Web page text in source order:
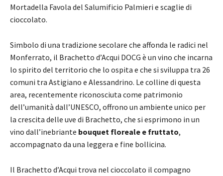
Mortadella Favola del Salumificio Palmieri e scaglie di
cioccolato.
Simbolo di una tradizione secolare che affonda le radici nel
Monferrato, il Brachetto d’Acqui DOCG è un vino che incarna
lo spirito del territorio che lo ospita e che si sviluppa tra 26
comuni tra Astigiano e Alessandrino. Le colline di questa
area, recentemente riconosciuta come patrimonio
dell’umanità dall’UNESCO, offrono un ambiente unico per
la crescita delle uve di Brachetto, che si esprimono in un
vino dall’inebriante bouquet floreale e fruttato,
accompagnato da una leggera e fine bollicina.
Il Brachetto d’Acqui trova nel cioccolato il compagno